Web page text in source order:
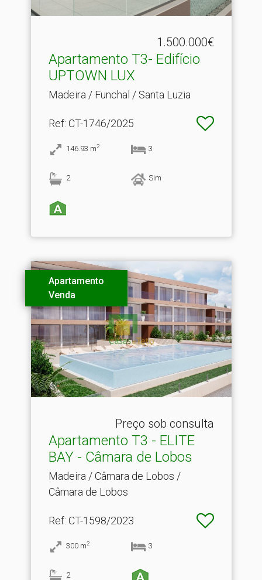
1.500.000€
Apartamento T3- Edifício
UPTOWN LUX
Madeira / Funchal / Santa Luzia
Ref: CT-1746/2025
146.93 m2 3
2 Sim
Apartamento
Venda
Preço sob consulta
Apartamento T3 - ELITE
BAY - Câmara de Lobos
Madeira / Câmara de Lobos /
Câmara de Lobos
Ref: CT-1598/2023
300 m2 3
2